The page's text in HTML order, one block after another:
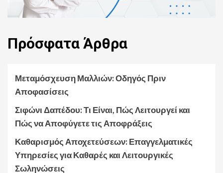
Πρόσφατα Άρθρα
Μεταμόσχευση Μαλλιών: Οδηγός Πριν
Αποφασίσεις
Σιφώνι Δαπέδου: Τι Είναι, Πώς Λειτουργεί και
Πώς να Αποφύγετε τις Αποφράξεις
Καθαρισμός Αποχετεύσεων: Επαγγελματικές
Υπηρεσίες για Καθαρές και Λειτουργικές
Σωληνώσεις